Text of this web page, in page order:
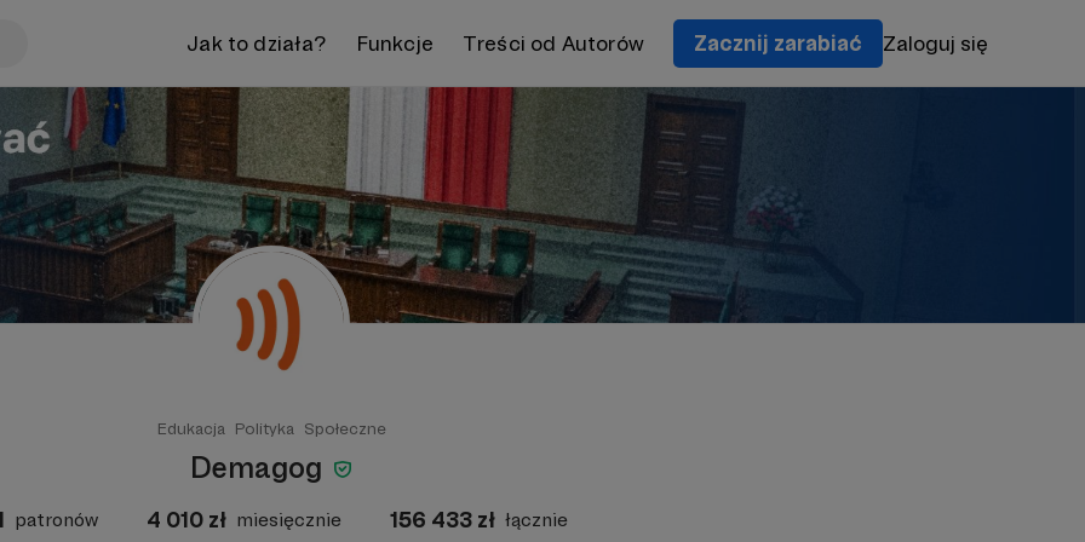
Jak to działa? Funkcje Treści od Autorów Zacznij zarabiać Zaloguj się
Edukacja Polityka Społeczne
Demagog
patronów 4 010 zł miesięcznie 156 433 zł łącznie